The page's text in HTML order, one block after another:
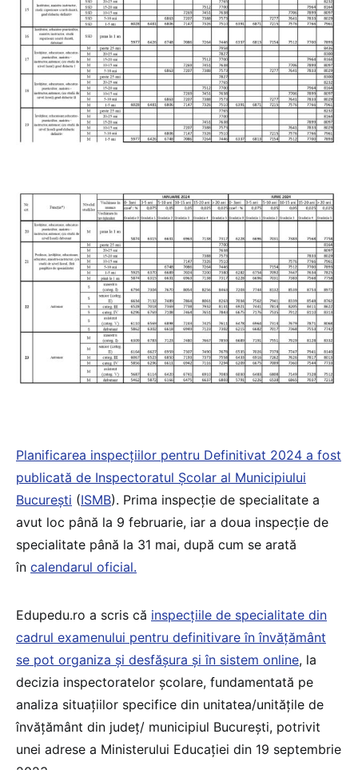
Planificarea inspecțiilor pentru Definitivat 2024 a fost
publicată de Inspectoratul Școlar al Municipiului
București (ISMB). Prima inspecție de specialitate a
avut loc până la 9 februarie, iar a doua inspecție de
specialitate până la 31 mai, după cum se arată
în calendarul oficial.
Edupedu.ro a scris că inspecțiile de specialitate din
cadrul examenului pentru definitivare în învăţământ
se pot organiza și desfăşura și în sistem online, la
decizia inspectoratelor şcolare, fundamentată pe
analiza situațiilor specifice din unitatea/unitățile de
învățământ din județ/ municipiul Bucureşti, potrivit
unei adrese a Ministerului Educației din 19 septembrie